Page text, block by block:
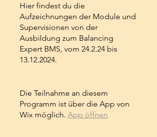
Hier findest du die
Aufzeichnungen der Module und
Supervisionen von der
Ausbildung zum Balancing
Expert BMS, vom 24.2.24 bis
13.12.2024.
Die Teilnahme an diesem
Programm ist über die App von
Wix möglich. App öffnen